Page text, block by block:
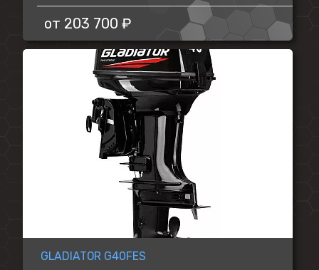
от 203 700 ₽
GLADIATOR G40FES